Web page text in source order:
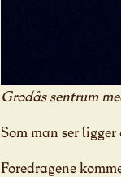
Grodås sentrum
Som man ser
Foredragene